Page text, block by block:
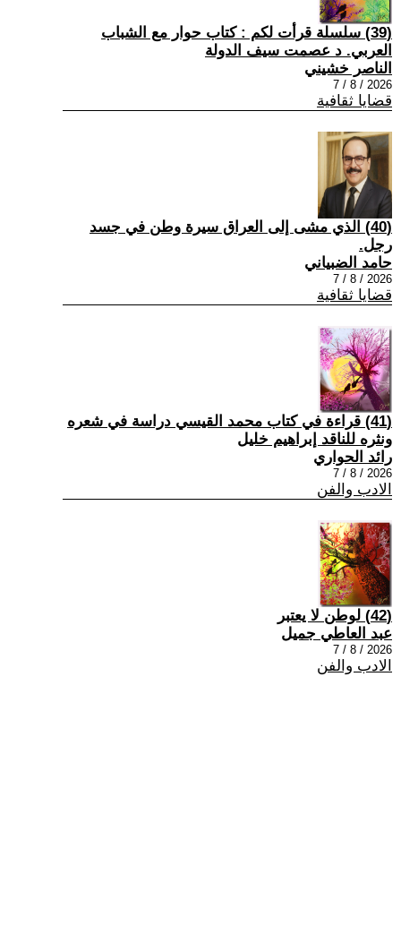
(39) سلسلة قرأت لكم : كتاب حوار مع الشباب
العربي. د عصمت سيف الدولة
الناصر خشيني
2026 / 8 / 7
قضايا ثقافية
(40) الذي مشى إلى العراق سيرة وطن في جسد
رجل.
حامد الضبياني
2026 / 8 / 7
قضايا ثقافية
(41) قراءة في كتاب محمد القيسي دراسة في شعره
ونثره للناقد إبراهيم خليل
رائد الحواري
2026 / 8 / 7
الادب والفن
(42) لوطن لا يعتبر
عبد العاطي جميل
2026 / 8 / 7
الادب والفن